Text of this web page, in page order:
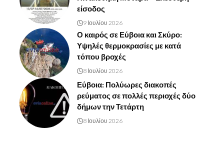
είσοδος
9 Ιουλίου 2026
Ο καιρός σε Εύβοια και Σκύρο:
Υψηλές θερμοκρασίες με κατά
τόπου βροχές
8 Ιουλίου 2026
Εύβοια: Πολύωρες διακοπές
ρεύματος σε πολλές περιοχές δύο
δήμων την Τετάρτη
8 Ιουλίου 2026